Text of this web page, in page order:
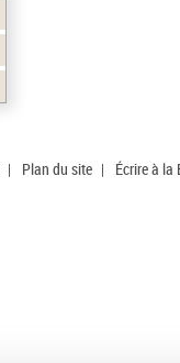
| Plan du site | Écrire à la